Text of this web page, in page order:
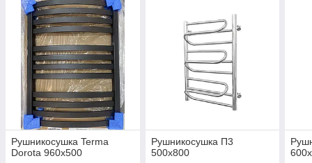
Рушникосушка Terma
Dorota 960х500
Рушникосушка П3
500х800